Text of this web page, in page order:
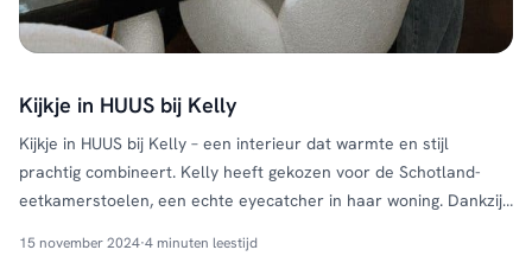
Kijkje in HUUS bij Kelly
Kijkje in HUUS bij Kelly – een interieur dat warmte en stijl
prachtig combineert. Kelly heeft gekozen voor de Schotland-
eetkamerstoelen, een echte eyecatcher in haar woning. Dankzij
elegantie en comfort samen. Ze passen perfect in haar
15 november 2024·4 minuten leestijd